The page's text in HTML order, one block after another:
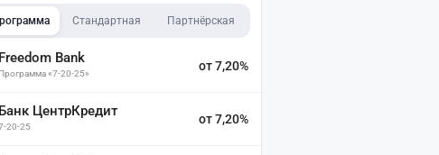
Стандартная Партнёрская
Freedom Bank
Программа «7-20-25»
от 7,20%
Банк ЦентрКредит
20-25
от 7,20%